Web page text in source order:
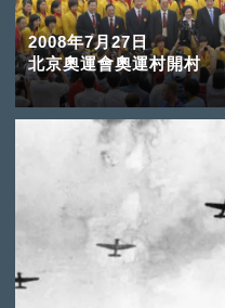
2008年7月27日
北京奧運會奧運村開村